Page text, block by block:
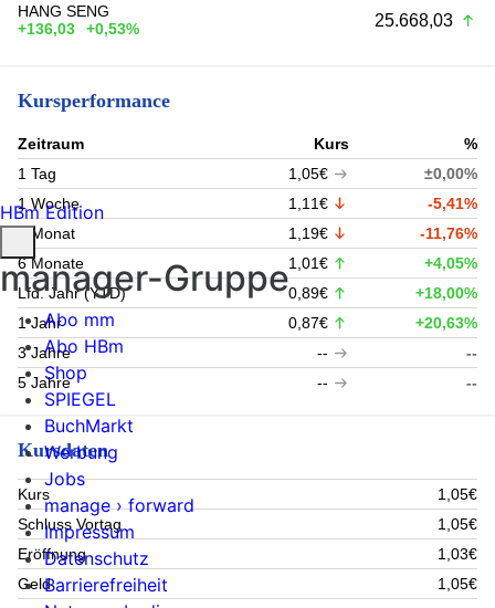
HANG SENG
+136,03
+0,53% 25.668,03
Kursperformance
Zeitraum Kurs
%
1 Tag
1,05€
±0,00%
1 Woche
1,11€
-5,41%
1 Monat
1,19€
-11,76%
6 Monate
1,01€
+4,05%
Lfd. Jahr (YTD)
0,89€
+18,00%
1 Jahr
0,87€
+20,63%
3 Jahre
--
--
5 Jahre
-- --
Kursdaten
Kurs
1,05€
Schluss Vortag
1,05€
Eröffnung
1,03€
Geld
1,05€
HBm Edition
manager-Gruppe
Abo mm
Abo HBm
Shop
SPIEGEL
BuchMarkt
Werbung
Jobs
manage › forward
Impressum
Datenschutz
Barrierefreiheit